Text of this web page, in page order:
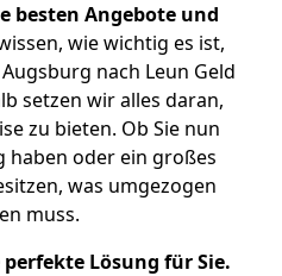
besten Angebote und
wie wichtig es ist,
nach Leun Geld
setzen wir alles daran,
zu bieten. Ob Sie nun
haben oder ein großes
was umgezogen
muss.
Lösung für Sie.